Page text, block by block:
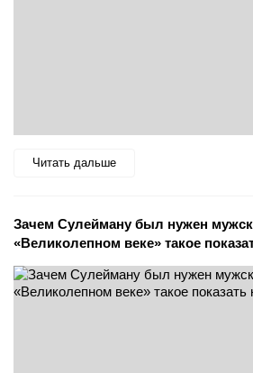
Читать дальше
Зачем Сулейману был нужен
«Великолепном веке» такое